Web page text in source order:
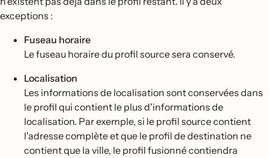
exceptions :
Fuseau horaire
Le fuseau horaire du profil source sera conservé.
Localisation
Les informations de localisation sont conservées dans
le profil qui contient le plus d'informations de
localisation. Par exemple, si le profil source contient
l'adresse complète et que le profil de destination ne
contient que la ville, le profil fusionné contiendra